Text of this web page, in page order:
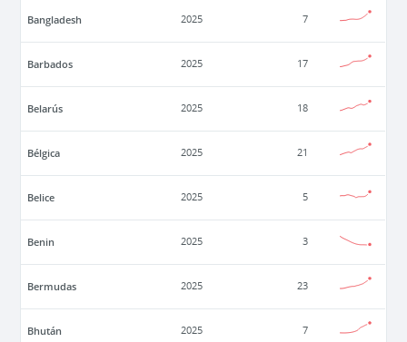
Bangladesh 2025 7
Barbados 2025 17
Belarús 2025 18
Bélgica 2025 21
Belice 2025 5
Benin 2025 3
Bermudas 2025 23
Bhután 2025 7